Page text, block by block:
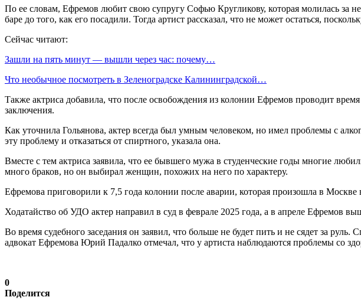
По ее словам, Ефремов любит свою супругу Софью Кругликову, которая молилась за
баре до того, как его посадили. Тогда артист рассказал, что не может остаться,
Сейчас читают:
Зашли на пять минут — вышли через час: почему…
Что необычное посмотреть в Зеленоградске Калининградской…
Также актриса добавила, что после освобождения из колонии Ефремов проводит
заключения.
Как уточнила Гольянова, актер всегда был умным человеком, но имел проблемы с
эту проблему и отказаться от спиртного, указала она.
Вместе с тем актриса заявила, что ее бывшего мужа в студенческие годы многие
много браков, но он выбирал женщин, похожих на него по характеру.
Ефремова приговорили к 7,5 года колонии после аварии, которая произошла в
Ходатайство об УДО актер направил в суд в феврале 2025 года, а в апреле Ефремов
Во время судебного заседания он заявил, что больше не будет пить и не сядет за
адвокат Ефремова Юрий Падалко отмечал, что у артиста наблюдаются проблемы со
0
Поделится